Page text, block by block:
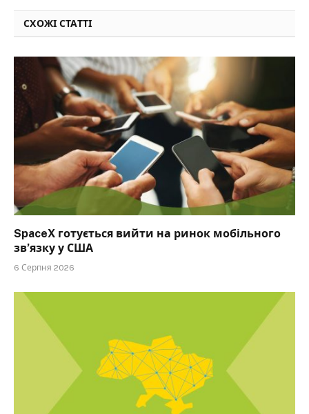
СХОЖІ СТАТТІ
SpaceX готується вийти на ринок мобільного
зв’язку у США
6 Серпня 2026